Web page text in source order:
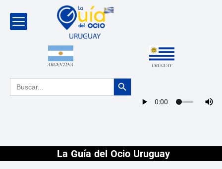
ARGENTINA URUGUAY
Buscar: Botón de búsqueda
La Guía del Ocio Uruguay
DESTACADOS